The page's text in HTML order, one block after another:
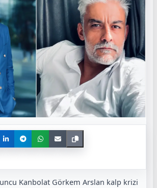
Kanbolat Görkem Arslan kalp krizi